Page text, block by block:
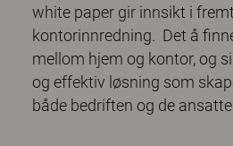
white paper gir innsikt i
kontorinnredning. Det å
mellom hjem og kontor, og
og effektiv løsning som
både bedriften og de